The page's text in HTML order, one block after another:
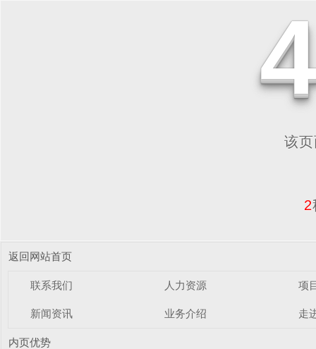
该
2
返回网站首页
联系我们 人力资源 项
新闻资讯 业务介绍 走
内页优势